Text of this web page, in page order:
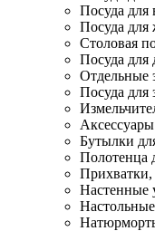
Посуда для
Посуда для
Столовая
Посуда для
Отдельные
Посуда для
Бутылки
Полотенца
Настенные